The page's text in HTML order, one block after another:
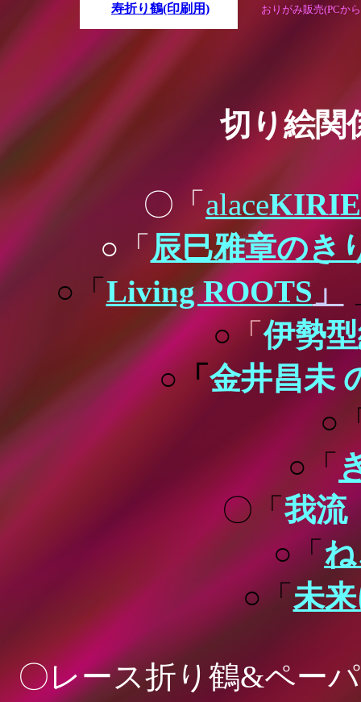
寿折り鶴(印刷用) おりがみ販売(PCか
切り絵関
〇「 alace
○「 辰巳雅章のき
○「 Living ROOTS 」
○ 「伊勢
○「 金井昌未
○
○「
〇「 我
○「
○「 未
〇レース折り鶴&ペー